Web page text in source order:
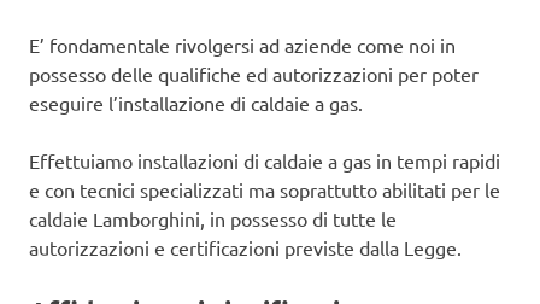
E’ fondamentale rivolgersi ad aziende come noi in
possesso delle qualifiche ed autorizzazioni per poter
eseguire l’installazione di caldaie a gas.
Effettuiamo installazioni di caldaie a gas in tempi rapidi
e con tecnici specializzati ma soprattutto abilitati per le
caldaie Lamborghini, in possesso di tutte le
autorizzazioni e certificazioni previste dalla Legge.